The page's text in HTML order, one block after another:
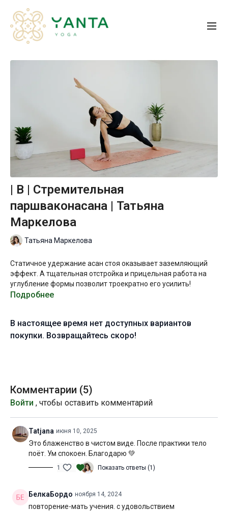
| B | Стремительная
паршваконасана | Татьяна
Маркелова
Татьяна Маркелова
Статичное удержание асан стоя оказывает заземляющий
эффект. А тщательная отстройка и прицельная работа на
углубление формы позволит троекратно его усилить!
акцентом на отведение и наружную ротацию бедра, а в
конце разберем отстройку уттхита паршваконасаны.
достаточно глубокие формы.
Желаю всем приятной практики!
Уровень подготовки:
Цель:отстройка и углубление уттхита паршваконасаны.
Специфика:статичная практика с акцентом на вытяжение
Нагрузка:средняя
Подробнее
В настоящее время нет доступных вариантов
покупки. Возвращайтесь скоро!
Комментарии (5)
Войти , чтобы оставить комментарий
Tatjana июня 10, 2025
Это блаженство в чистом виде. После практики тело
поёт. Ум спокоен. Благодарю 💚
1 Показать ответы (1)
БелкаБордо ноября 14, 2024
повторение-мать учения. с удовольствием